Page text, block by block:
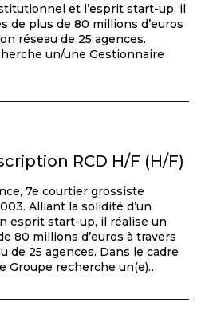
et l’esprit start-up, il
de plus de 80 millions d’euros
réseau de 25 agences.
un/une Gestionnaire
RCD H/F (H/F)
7e courtier grossiste
Alliant la solidité d’un
esprit start-up, il réalise un
80 millions d’euros à travers
de 25 agences. Dans le cadre
Groupe recherche un(e)…